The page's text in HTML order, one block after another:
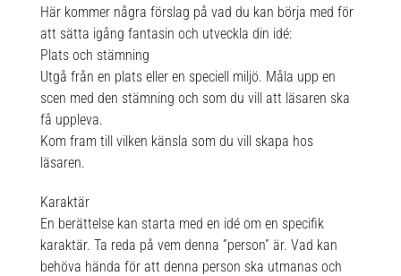
Här kommer några förslag på vad du kan börja med för
att sätta igång fantasin och utveckla din idé:
Plats och stämning
Utgå från en plats eller en speciell miljö. Måla upp en
scen med den stämning och som du vill att läsaren ska
få uppleva.
Kom fram till vilken känsla som du vill skapa hos
läsaren.
Karaktär
En berättelse kan starta med en idé om en specifik
karaktär. Ta reda på vem denna ”person” är. Vad kan
behöva hända för att denna person ska utmanas och